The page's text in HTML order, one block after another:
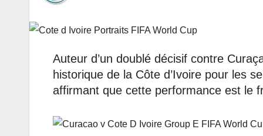
Auteur d’un doublé décisif contre
historique de la Côte d’Ivoire pour les
affirmant que cette performance est le